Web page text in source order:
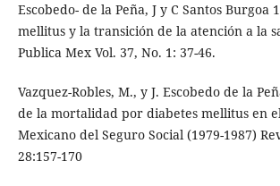
Escobedo- de la Peña, J y C Santos Burgoa
mellitus y la transición de la atención a la
Publica Mex Vol. 37, No. 1: 37-46.
Vazquez-Robles, M., y J. Escobedo de la
de la mortalidad por diabetes mellitus en
Mexicano del Seguro Social (1979-1987)
28:157-170